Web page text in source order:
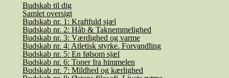
Budskab til dig
Samlet oversigt
Budskab nr. 1: Kraftfuld sjæl
Budskab nr. 2: Håb & Taknemmelighed
Budskab nr. 3: Værdighed og varme
Budskab nr. 4: Atletisk styrke. Forvandling
Budskab nr. 5: En følsom sjæl
Budskab nr. 6: Toner fra himmelen
Budskab nr. 7: Mildhed og kærlighed